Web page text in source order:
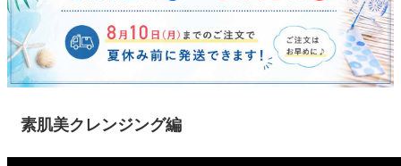
素肌美クレンジング編